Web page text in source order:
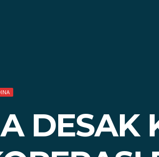
DESAK